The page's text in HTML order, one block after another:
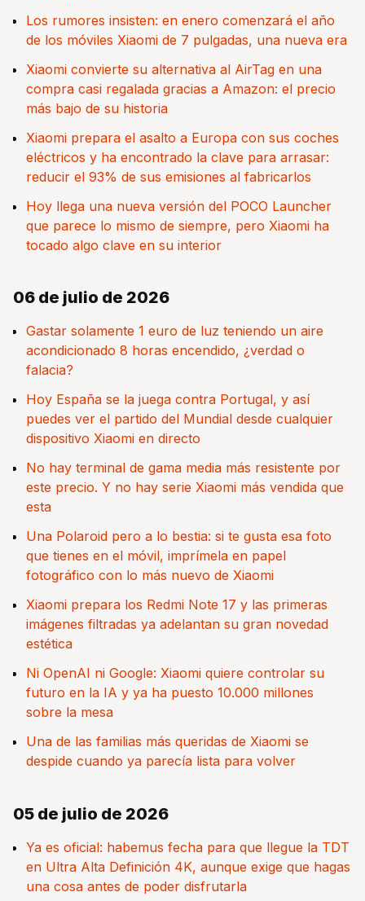
Los rumores insisten: en enero comenzará el año
de los móviles Xiaomi de 7 pulgadas, una nueva era
Xiaomi convierte su alternativa al AirTag en una
compra casi regalada gracias a Amazon: el precio
más bajo de su historia
Xiaomi prepara el asalto a Europa con sus coches
eléctricos y ha encontrado la clave para arrasar:
reducir el 93% de sus emisiones al fabricarlos
Hoy llega una nueva versión del POCO Launcher
que parece lo mismo de siempre, pero Xiaomi ha
tocado algo clave en su interior
06 de julio de 2026
Gastar solamente 1 euro de luz teniendo un aire
acondicionado 8 horas encendido, ¿verdad o
falacia?
Hoy España se la juega contra Portugal, y así
puedes ver el partido del Mundial desde cualquier
dispositivo Xiaomi en directo
No hay terminal de gama media más resistente por
este precio. Y no hay serie Xiaomi más vendida que
esta
Una Polaroid pero a lo bestia: si te gusta esa foto
que tienes en el móvil, imprímela en papel
fotográfico con lo más nuevo de Xiaomi
Xiaomi prepara los Redmi Note 17 y las primeras
imágenes filtradas ya adelantan su gran novedad
estética
Ni OpenAI ni Google: Xiaomi quiere controlar su
futuro en la IA y ya ha puesto 10.000 millones
sobre la mesa
Una de las familias más queridas de Xiaomi se
despide cuando ya parecía lista para volver
05 de julio de 2026
Ya es oficial: habemus fecha para que llegue la TDT
en Ultra Alta Definición 4K, aunque exige que hagas
una cosa antes de poder disfrutarla